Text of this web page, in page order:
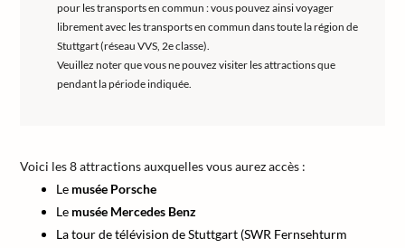
pour les transports en commun : vous pouvez ainsi voyager
librement avec les transports en commun dans toute la région de
Stuttgart (réseau VVS, 2e classe).
Veuillez noter que vous ne pouvez visiter les attractions que
pendant la période indiquée.
Voici les 8 attractions auxquelles vous aurez accès :
Le musée Porsche
Le musée Mercedes Benz
La tour de télévision de Stuttgart (SWR Fernsehturm